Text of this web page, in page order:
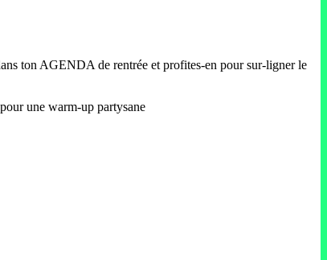
ton AGENDA de rentrée et profites-en pour sur-ligner le
une warm-up partysane